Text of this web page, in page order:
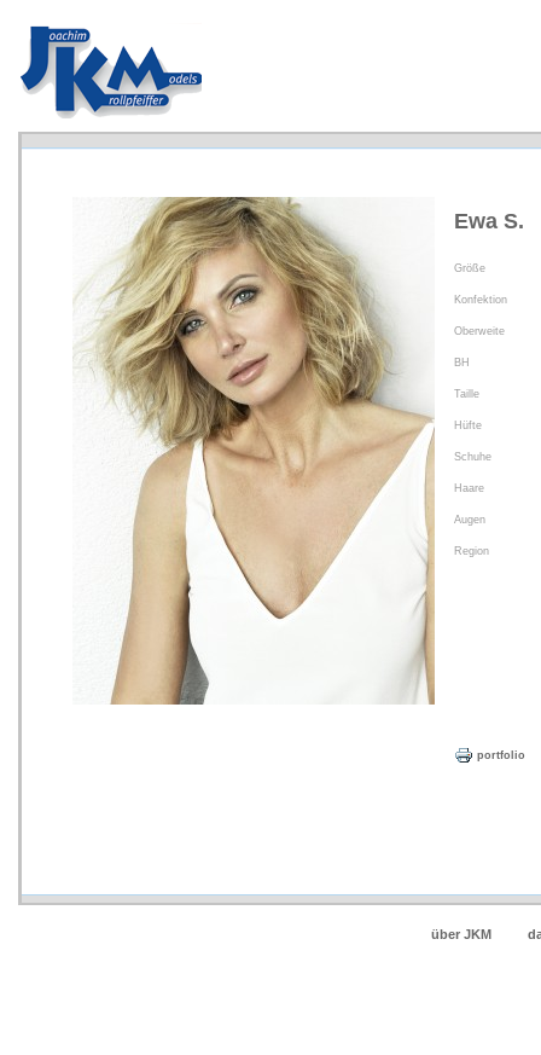
Ewa S.
Größe
Konfektion
Oberweite
BH
Taille
Hüfte
Schuhe
Haare
Augen
Region
portfolio
über JKM